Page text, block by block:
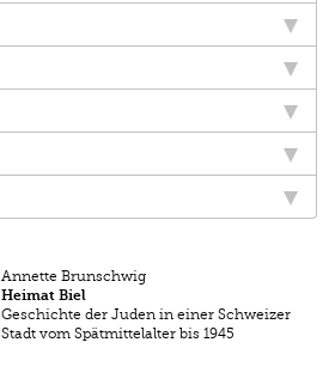
Annette Brunschwig
Heimat Biel
Geschichte der Juden in einer Schweizer
Stadt vom Spätmittelalter bis 1945